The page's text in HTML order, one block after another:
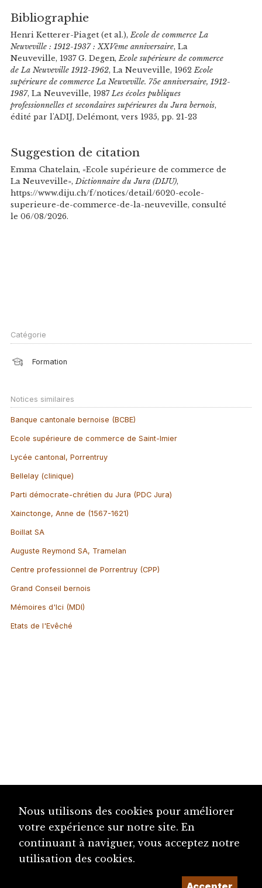
Bibliographie
Henri Ketterer-Piaget (et al.),Ecole de commerce La
Neuveville : 1912-1937 : XXVème anniversaire, La
Neuveville, 1937 G. Degen,Ecole supérieure de commerce
de La Neuveville 1912-1962, La Neuveville, 1962Ecole
supérieure de commerce La Neuveville. 75e anniversaire, 1912-
1987, La Neuveville, 1987Les écoles publiques
professionnelles et secondaires supérieures du Jura bernois,
édité par l'ADIJ, Delémont, vers 1935, pp. 21-23
Suggestion de citation
Emma Chatelain, «Ecole supérieure de commerce de
La Neuveville», Dictionnaire du Jura (DIJU),
https://www.diju.ch/f/notices/detail/6020-ecole-
superieure-de-commerce-de-la-neuveville, consulté
le 06/08/2026.
Catégorie
Formation
Notices similaires
Banque cantonale bernoise (BCBE)
Ecole supérieure de commerce de Saint-Imier
Lycée cantonal, Porrentruy
Bellelay (clinique)
Parti démocrate-chrétien du Jura (PDC Jura)
Xainctonge, Anne de (1567-1621)
Boillat SA
Auguste Reymond SA, Tramelan
Centre professionnel de Porrentruy (CPP)
Grand Conseil bernois
Mémoires d'Ici (MDI)
Etats de l'Evêché
Nous utilisons des cookies pour améliorer
votre expérience sur notre site. En
continuant à naviguer, vous acceptez notre
utilisation des cookies.